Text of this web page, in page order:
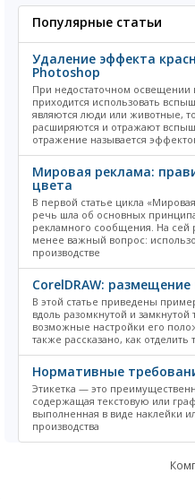
Популярные статьи
Удаление эффекта
Photoshop
При недостаточном освещении
приходится использовать
являются люди или животные,
расширяются и отражают
отражение называется
Мировая реклама:
цвета
В первой статье цикла
речь шла об основных
рекламного сообщения. На сей
менее важный вопрос:
производстве
CorelDRAW:
В этой статье приведены
вдоль разомкнутой и
возможные настройки его
также рассказано, как отделить
Нормативные
Этикетка — это
содержащая текстовую или
выполненная в виде наклейки
производства